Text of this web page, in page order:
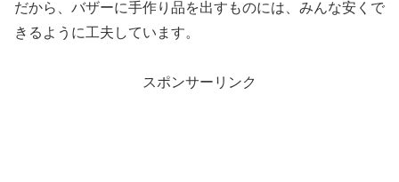
だから、バザーに手作り品を出すものには、みんな安くで
きるように工夫しています。
スポンサーリンク